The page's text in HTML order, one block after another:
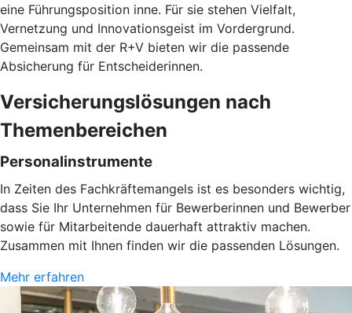
eine Führungsposition inne. Für sie stehen Vielfalt,
Vernetzung und Innovationsgeist im Vordergrund.
Gemeinsam mit der R+V bieten wir die passende
Absicherung für Entscheiderinnen.
Versicherungslösungen nach
Themenbereichen
Personalinstrumente
In Zeiten des Fachkräftemangels ist es besonders wichtig,
dass Sie Ihr Unternehmen für Bewerberinnen und Bewerber
sowie für Mitarbeitende dauerhaft attraktiv machen.
Zusammen mit Ihnen finden wir die passenden Lösungen.
Mehr erfahren